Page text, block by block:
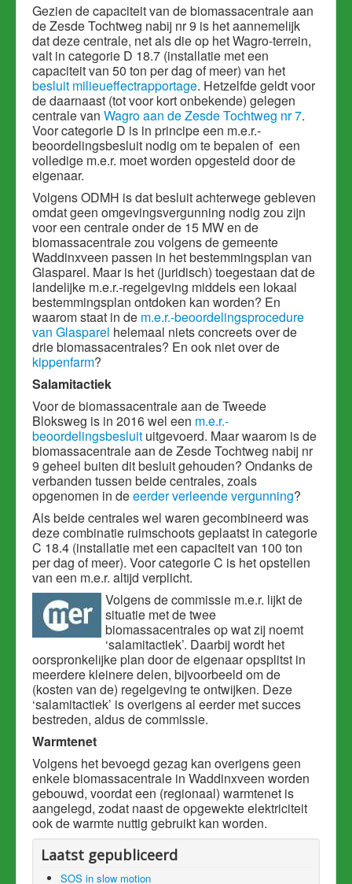
Gezien de capaciteit van de biomassacentrale aan
de Zesde Tochtweg nabij nr 9 is het aannemelijk
dat deze centrale, net als die op het Wagro-terrein,
valt in categorie D 18.7 (installatie met een
capaciteit van 50 ton per dag of meer) van het
besluit milieueffectrapportage. Hetzelfde geldt voor
de daarnaast (tot voor kort onbekende) gelegen
centrale van Wagro aan de Zesde Tochtweg nr 7.
Voor categorie D is in principe een m.e.r.-
beoordelingsbesluit nodig om te bepalen of een
volledige m.e.r. moet worden opgesteld door de
eigenaar.
Volgens ODMH is dat besluit achterwege gebleven
omdat geen omgevingsvergunning nodig zou zijn
voor een centrale onder de 15 MW en de
biomassacentrale zou volgens de gemeente
Waddinxveen passen in het bestemmingsplan van
Glasparel. Maar is het (juridisch) toegestaan dat de
landelijke m.e.r.-regelgeving middels een lokaal
bestemmingsplan ontdoken kan worden? En
waarom staat in de m.e.r.-beoordelingsprocedure
van Glasparel helemaal niets concreets over de
drie biomassacentrales? En ook niet over de
kippenfarm?
Salamitactiek
Voor de biomassacentrale aan de Tweede
Bloksweg is in 2016 wel een m.e.r.-
beoordelingsbesluit uitgevoerd. Maar waarom is de
biomassacentrale aan de Zesde Tochtweg nabij nr
9 geheel buiten dit besluit gehouden? Ondanks de
verbanden tussen beide centrales, zoals
opgenomen in deeerder verleende vergunning?
Als beide centrales wel waren gecombineerd was
deze combinatie ruimschoots geplaatst in categorie
C 18.4 (installatie met een capaciteit van 100 ton
per dag of meer). Voor categorie C is het opstellen
van een m.e.r. altijd verplicht.
Volgens de commissie m.e.r. lijkt de
situatie met de twee
biomassacentrales op wat zij noemt
‘salamitactiek’. Daarbij wordt het
oorspronkelijke plan door de eigenaar opsplitst in
meerdere kleinere delen, bijvoorbeeld om de
(kosten van de) regelgeving te ontwijken. Deze
‘salamitactiek’ is overigens al eerder met succes
bestreden, aldus de commissie.
Warmtenet
Volgens het bevoegd gezag kan overigens geen
enkele biomassacentrale in Waddinxveen worden
gebouwd, voordat een (regionaal) warmtenet is
aangelegd, zodat naast de opgewekte elektriciteit
ook de warmte nuttig gebruikt kan worden.
Laatst gepubliceerd
SOS in slow motion